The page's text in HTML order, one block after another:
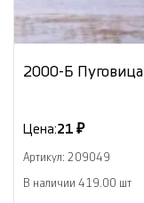
2000-Б Пуговица
Цена:21 ₽
Артикул: 209049
В наличии 419.00 шт